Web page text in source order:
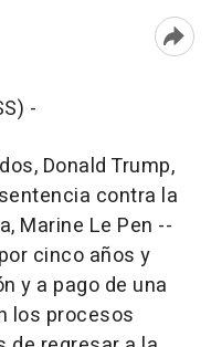
-
Donald Trump,
contra la
Marine Le Pen --
cinco años y
y a pago de una
los procesos